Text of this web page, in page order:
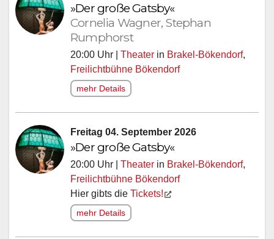
»Der große Gatsby«
Cornelia Wagner, Stephan
Rumphorst
20:00 Uhr | Theater in Brakel-Bökendorf,
Freilichtbühne Bökendorf
mehr Details
Freitag 04. September 2026
»Der große Gatsby«
20:00 Uhr | Theater in Brakel-Bökendorf,
Freilichtbühne Bökendorf
Hier gibts die Tickets!
mehr Details